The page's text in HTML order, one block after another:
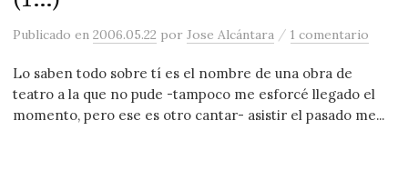
Publicadoen2006.05.22 porJose Alcántara /1 comentario
Lo saben todo sobre tí es el nombre de una obra de
teatro a la que no pude -tampoco me esforcé llegado el
momento, pero ese es otro cantar- asistir el pasado me...